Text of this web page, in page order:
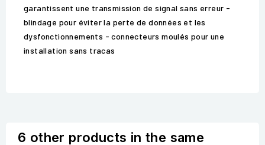
garantissent une transmission de signal sans erreur -
blindage pour éviter la perte de données et les
dysfonctionnements - connecteurs moulés pour une
installation sans tracas
6 other products in the same